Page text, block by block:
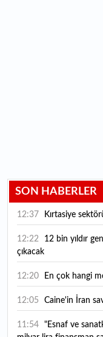
SON HABERLER
12:37 Kırtasiye
12:22
çıkacak
12:20 En çok hangi
12:05 Caine'in İran
11:54